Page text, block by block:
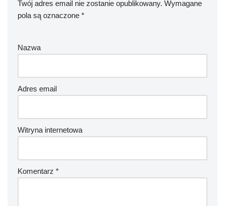
Twój adres email nie zostanie opublikowany. Wymagane
pola są oznaczone *
Nazwa
Adres email
Witryna internetowa
Komentarz *